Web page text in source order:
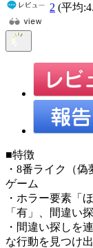
2 (平均:
■特徴
・8番ライク（
ゲーム
・ホラー要素「
「有」、間違い
・間違い探しを
な行動を見つけ